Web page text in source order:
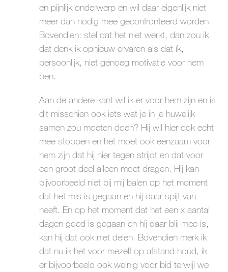
en pijnlijk onderwerp en wil daar eigenlijk niet
meer dan nodig mee geconfronteerd worden.
Bovendien: stel dat het niet werkt, dan zou ik
dat denk ik opnieuw ervaren als dat ík,
persoonlijk, niet genoeg motivatie voor hem
ben.
Aan de andere kant wil ik er voor hem zijn en is
dit misschien ook iets wat je in je huwelijk
samen zou moeten doen? Hij wil hier ook echt
mee stoppen en het moet ook eenzaam voor
hem zijn dat hij hier tegen strijdt en dat voor
een groot deel alleen moet dragen. Hij kan
bijvoorbeeld niet bij mij balen op het moment
dat het mis is gegaan en hij daar spijt van
heeft. En op het moment dat het een x aantal
dagen goed is gegaan en hij daar blij mee is,
kan hij dat ook niet delen. Bovendien merk ik
dat nu ik het voor mezelf op afstand houd, ik
er bijvoorbeeld ook weinig voor bid terwijl we